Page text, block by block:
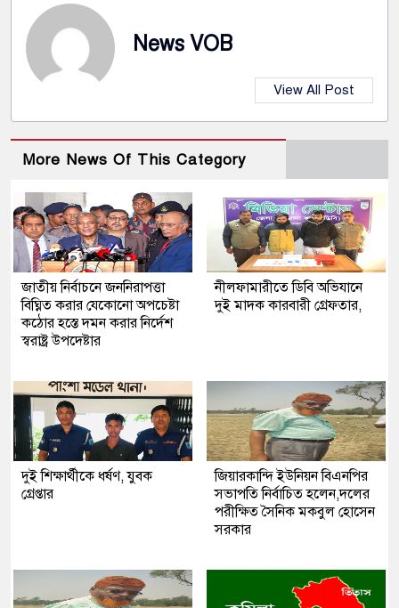
News VOB
View All Post
More News Of This Category
জাতীয় নির্বাচনে জননিরাপত্তা
বিঘ্নিত করার যেকোনো অপচেষ্টা
কঠোর হস্তে দমন করার নির্দেশ
স্বরাষ্ট্র উপদেষ্টার
নীলফামারীতে ডিবি অভিযানে
দুই মাদক কারবারী গ্রেফতার,
দুই শিক্ষার্থীকে ধর্ষণ, যুবক
গ্রেপ্তার
জিয়ারকান্দি ইউনিয়ন বিএনপির
সভাপতি নির্বাচিত হলেন,দলের
পরীক্ষিত সৈনিক মকবুল হোসেন
সরকার